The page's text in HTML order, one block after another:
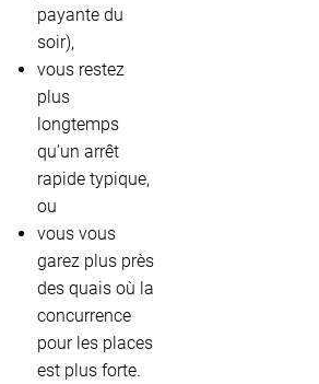
payante du
soir),
vous restez
plus
longtemps
qu’un arrêt
rapide typique,
ou
vous vous
garez plus près
des quais où la
concurrence
pour les places
est plus forte.